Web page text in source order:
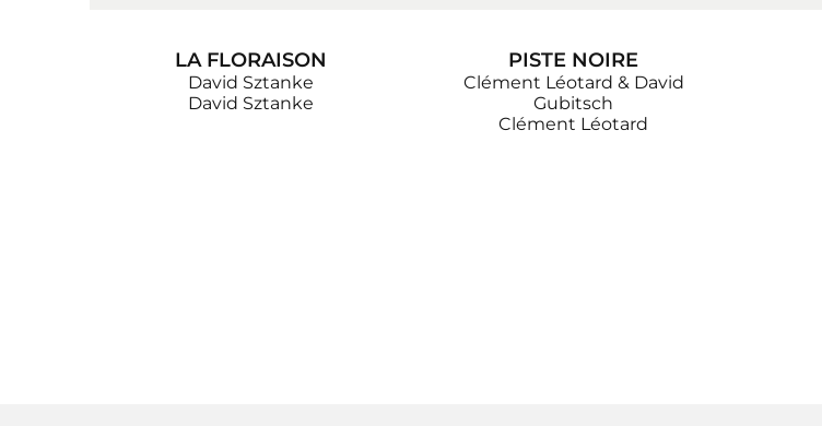
LA FLORAISON
David Sztanke
David Sztanke
PISTE NOIRE
Clément Léotard & David
Gubitsch
Clément Léotard